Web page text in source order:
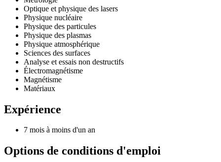
Optique et physique des lasers
Physique nucléaire
Physique des particules
Physique des plasmas
Physique atmosphérique
Sciences des surfaces
Analyse et essais non destructifs
Électromagnétisme
Magnétisme
Matériaux
Expérience
7 mois à moins d'un an
Options de conditions d'emploi